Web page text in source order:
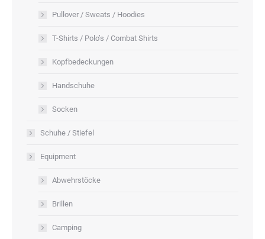
Pullover / Sweats / Hoodies
T-Shirts / Polo’s / Combat Shirts
Kopfbedeckungen
Handschuhe
Socken
Schuhe / Stiefel
Equipment
Abwehrstöcke
Brillen
Camping